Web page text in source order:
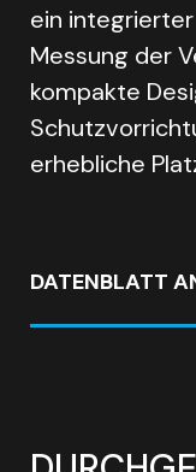
ein
Messung der
kompakte
erhebliche
DATENBLATT